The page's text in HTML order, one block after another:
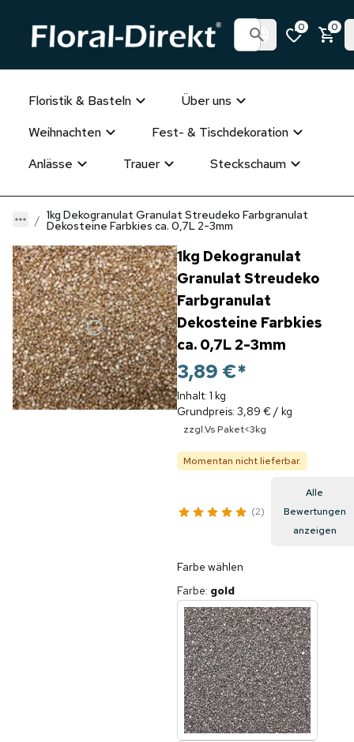
0 0
Floristik & Basteln
Über uns
Weihnachten
Fest- & Tischdekoration
Anlässe
Trauer Steckschaum
1kg Dekogranulat Granulat Streudeko Farbgranulat
Dekosteine Farbkies ca. 0,7L 2-3mm
1kg Dekogranulat
Granulat Streudeko
Farbgranulat
Dekosteine Farbkies
ca. 0,7L 2-3mm
3,89 €*
Inhalt: 1 kg
Grundpreis: 3,89 € / kg
zzgl.Vs Paket<3kg
Momentan nicht lieferbar.
2
Alle
Bewertungen
anzeigen
Farbe wählen
Farbe: gold